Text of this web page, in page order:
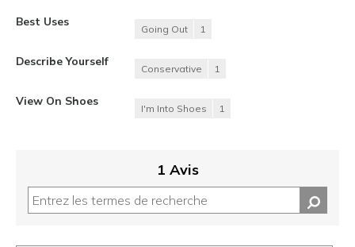
Best Uses
Going Out 1
Describe Yourself
Conservative 1
View On Shoes
I'm Into Shoes 1
1 Avis